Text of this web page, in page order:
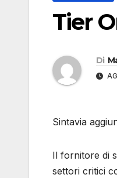
Tier
Di
Sintavia
Il fornitore di
settori critici